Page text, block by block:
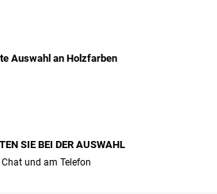
Auswahl an Holzfarben
SIE BEI ​​DER AUSWAHL
und am Telefon